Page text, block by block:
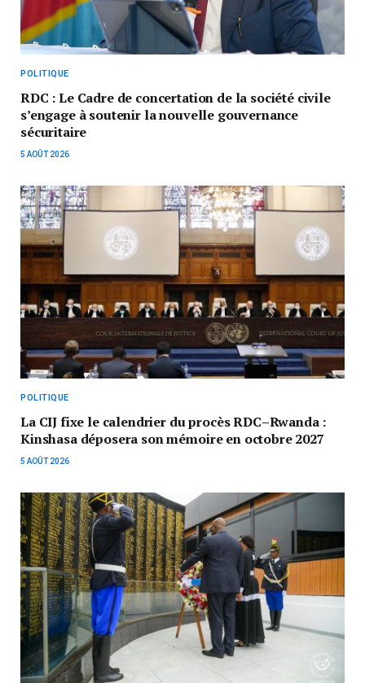
POLITIQUE
RDC : Le Cadre de concertation de la société civile
s’engage à soutenir la nouvelle gouvernance
sécuritaire
5 AOÛT 2026
POLITIQUE
La CIJ fixe le calendrier du procès RDC–Rwanda :
Kinshasa déposera son mémoire en octobre 2027
5 AOÛT 2026